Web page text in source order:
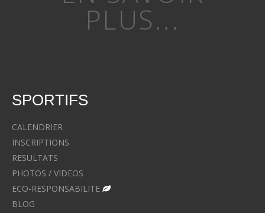
PLUS...
SPORTIFS
CALENDRIER
INSCRIPTIONS
RESULTATS
PHOTOS / VIDEOS
ECO-RESPONSABILITE
BLOG